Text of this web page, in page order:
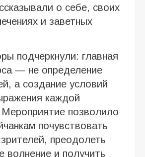
о себе, своих
и заветных
подчеркнули: главная
— не определение
а создание условий
каждой
позволило
почувствовать
преодолеть
волнение и получить